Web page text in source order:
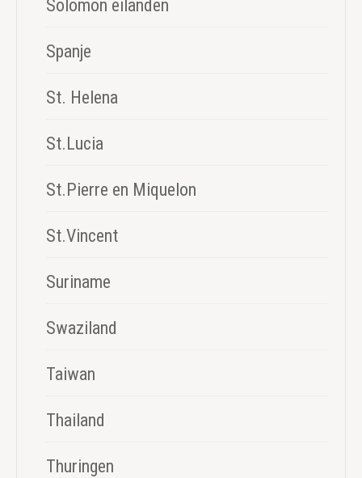
Solomon eilanden
Spanje
St. Helena
St.Lucia
St.Pierre en Miquelon
St.Vincent
Suriname
Swaziland
Taiwan
Thailand
Thuringen